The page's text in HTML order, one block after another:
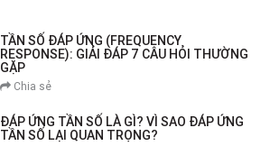
TẦN SỐ ĐÁP ỨNG (FREQUENCY
RESPONSE): GIẢI ĐÁP 7 CÂU HỎI THƯỜNG
GẶP
Chia sẻ
ĐÁP ỨNG TẦN SỐ LÀ GÌ? VÌ SAO ĐÁP ỨNG
TẦN SỐ LẠI QUAN TRỌNG?